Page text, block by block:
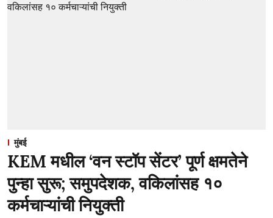
मुंबई
KEM मधील ‘वन स्टॉप सेंटर’ पूर्ण क्षमतेने
पुन्हा सुरू; समुपदेशक, वकिलांसह १०
कर्मचाऱ्यांची नियुक्ती